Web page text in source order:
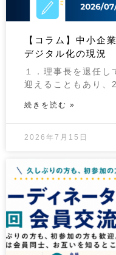
【コラム】中小企
デジタル化の現況
１．理事長を退任
迎えることもあり、
続きを読む »
2026年7月15日